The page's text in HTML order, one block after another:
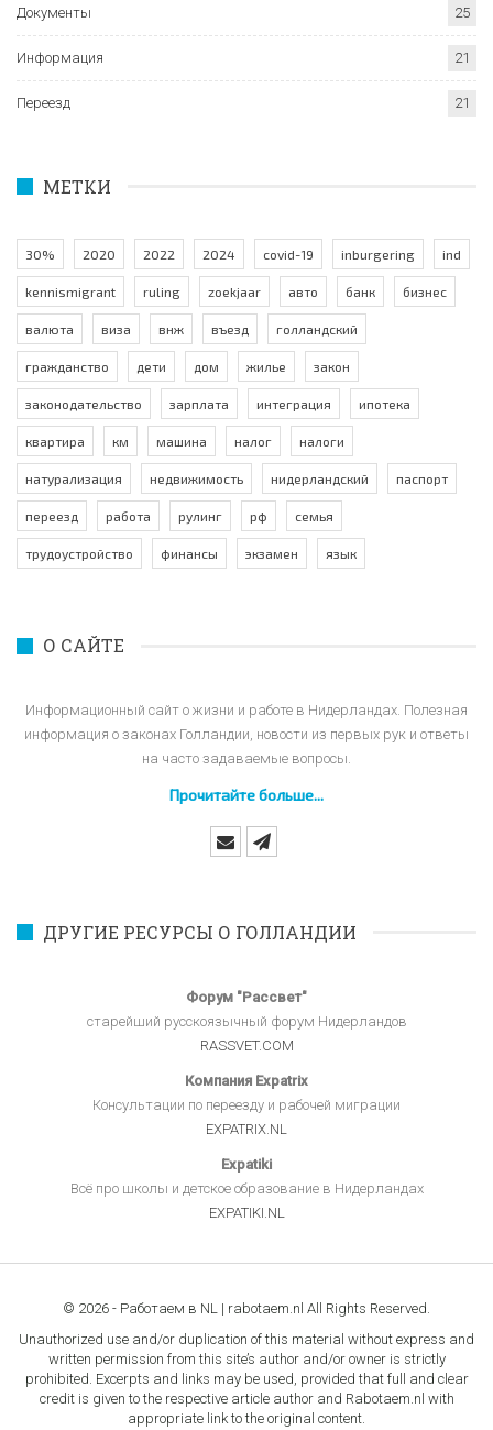
Документы 25
Информация 21
Переезд 21
МЕТКИ
30% 2020 2022 2024 covid-19 inburgering ind
kennismigrant ruling zoekjaar авто банк бизнес
валюта виза внж въезд голландский
гражданство дети дом жилье закон
законодательство зарплата интеграция ипотека
квартира км машина налог налоги
натурализация недвижимость нидерландский паспорт
переезд работа рулинг рф семья
трудоустройство финансы экзамен язык
О САЙТЕ
Информационный сайт о жизни и работе в Нидерландах. Полезная
информация о законах Голландии, новости из первых рук и ответы
на часто задаваемые вопросы.
Прочитайте больше...
ДРУГИЕ РЕСУРСЫ О ГОЛЛАНДИИ
Форум "Рассвет"
старейший русскоязычный форум Нидерландов
RASSVET.COM
Компания Expatrix
Консультации по переезду и рабочей миграции
EXPATRIX.NL
Expatiki
Всё про школы и детское образование в Нидерландах
EXPATIKI.NL
© 2026 - Работаем в NL | rabotaem.nl All Rights Reserved.
Unauthorized use and/or duplication of this material without express and
written permission from this site’s author and/or owner is strictly
prohibited. Excerpts and links may be used, provided that full and clear
credit is given to the respective article author and Rabotaem.nl with
appropriate link to the original content.